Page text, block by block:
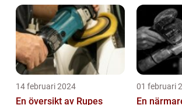
14 februari 2024
En översikt av Rupes
01 februari
En